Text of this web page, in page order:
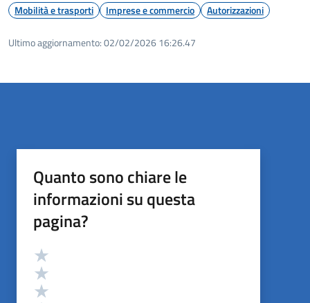
Mobilità e trasporti Imprese e commercio Autorizzazioni
Ultimo aggiornamento:02/02/2026 16:26.47
Quanto sono chiare le
informazioni su questa
pagina?
Valutazione